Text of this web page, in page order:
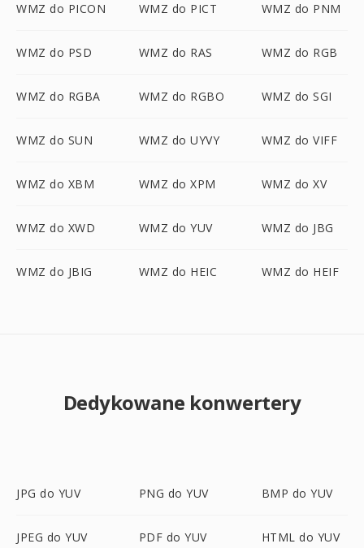
WMZ do PICON WMZ do PICT WMZ do PNM
WMZ do PSD WMZ do RAS WMZ do RGB
WMZ do RGBA WMZ do RGBO WMZ do SGI
WMZ do SUN WMZ do UYVY WMZ do VIFF
WMZ do XBM WMZ do XPM WMZ do XV
WMZ do XWD WMZ do YUV WMZ do JBG
WMZ do JBIG WMZ do HEIC WMZ do HEIF
Dedykowane konwertery
JPG do YUV PNG do YUV BMP do YUV
JPEG do YUV PDF do YUV HTML do YUV